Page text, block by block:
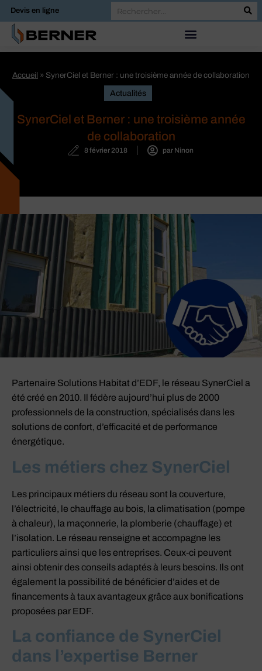
Devis en ligne
Accueil » SynerCiel et Berner : une troisième année de collaboration
Actualités
SynerCiel et Berner : une troisième année
de collaboration
8 février 2018 par Ninon
Partenaire Solutions Habitat d’EDF, le réseau SynerCiel a
été créé en 2010. Il fédère aujourd’hui plus de 2000
professionnels de la construction, spécialisés dans les
solutions de confort, d’efficacité et de performance
énergétique.
Les métiers chez SynerCiel
Les principaux métiers du réseau sont la couverture,
l’électricité, le chauffage au bois, la climatisation (pompe
à chaleur), la maçonnerie, la plomberie (chauffage) et
l’isolation. Le réseau renseigne et accompagne les
particuliers ainsi que les entreprises. Ceux-ci peuvent
ainsi obtenir des conseils adaptés à leurs besoins. Ils ont
également la possibilité de bénéficier d’aides et de
financements à taux avantageux grâce aux bonifications
proposées par EDF.
La confiance de SynerCiel
dans l’expertise Berner